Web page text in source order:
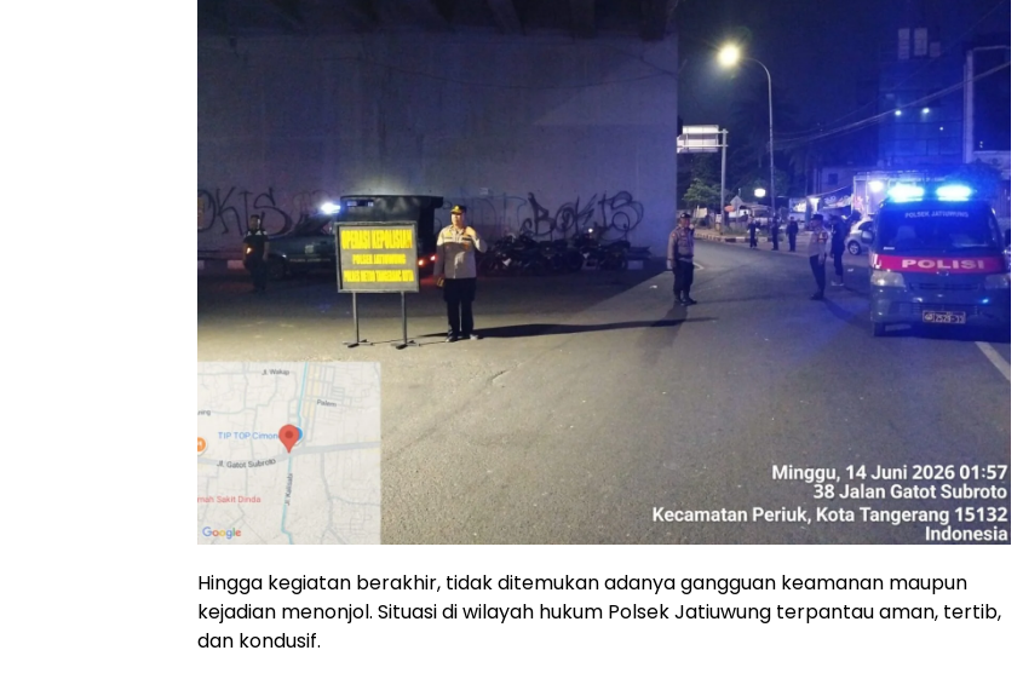
Hingga kegiatan berakhir, tidak ditemukan adanya gangguan keamanan maupun
kejadian menonjol. Situasi di wilayah hukum Polsek Jatiuwung terpantau aman, tertib,
dan kondusif.